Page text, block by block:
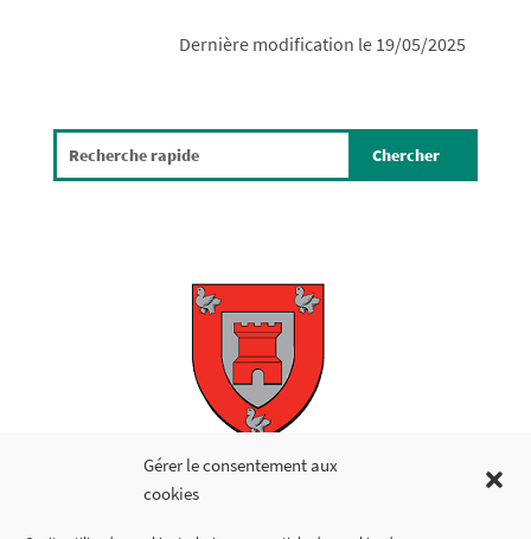
Gérer le consentement aux
cookies
Dernière modification le 19/05/2025
Copyright © 2026